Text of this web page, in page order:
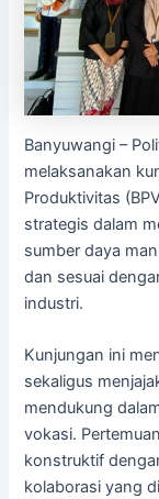
Banyuwangi –
melaksanakan
Produktivitas
strategis dalam
sumber daya
dan sesuai
industri.
Kunjungan ini
sekaligus
mendukung
vokasi.
konstruktif
kolaborasi yang